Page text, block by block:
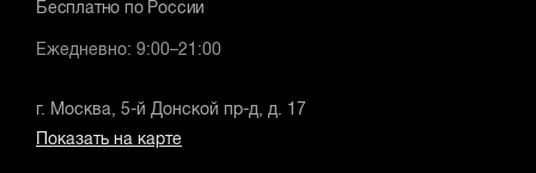
Бесплатно по России
Ежедневно: 9:00–21:00
г. Москва, 5-й Донской пр-д, д. 17
Показать на карте